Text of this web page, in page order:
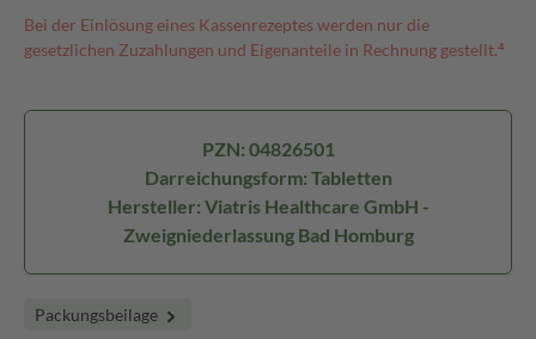
Bei der Einlösung eines Kassenrezeptes werden nur die
gesetzlichen Zuzahlungen und Eigenanteile in Rechnung gestellt.⁴
PZN: 04826501
Darreichungsform: Tabletten
Hersteller: Viatris Healthcare GmbH -
Zweigniederlassung Bad Homburg
Packungsbeilage